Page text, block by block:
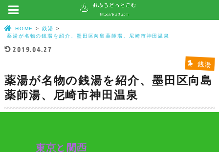
HOME
銭湯
薬湯が名物の銭湯を紹介、墨田区向島薬師湯、尼崎市神田温泉
2019.04.27
銭湯
薬湯が名物の銭湯を紹介、墨田区向島
薬師湯、尼崎市神田温泉